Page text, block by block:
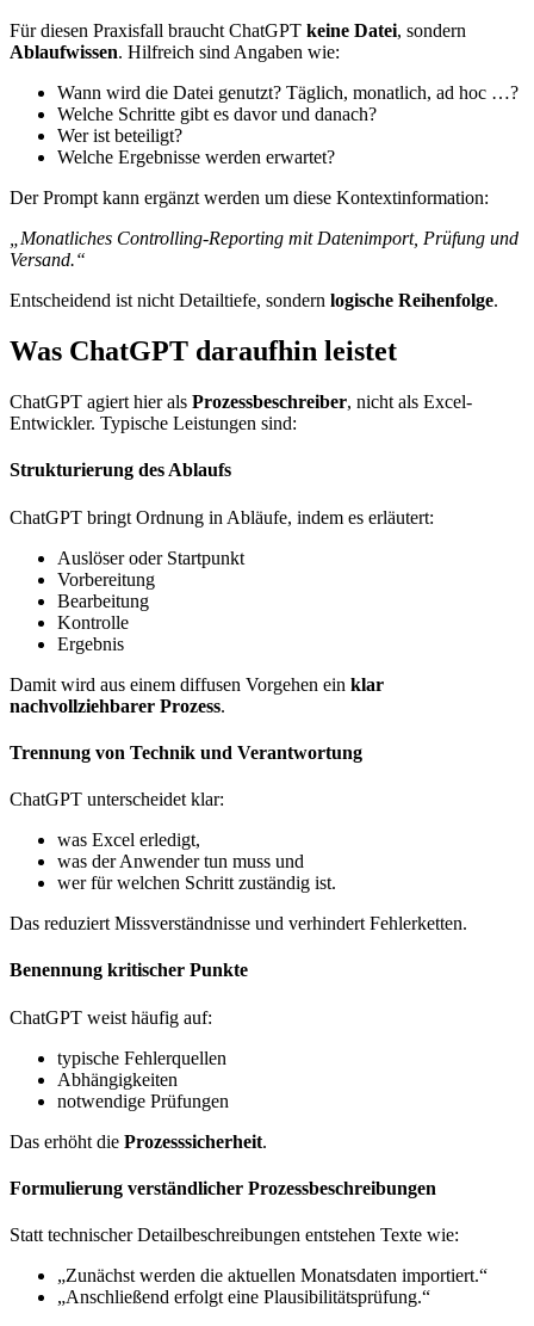
Für diesen Praxisfall braucht ChatGPT keine Datei, sondern
Ablaufwissen. Hilfreich sind Angaben wie:
Wann wird die Datei genutzt? Täglich, monatlich, ad hoc …?
Welche Schritte gibt es davor und danach?
Wer ist beteiligt?
Welche Ergebnisse werden erwartet?
Der Prompt kann ergänzt werden um diese Kontextinformation:
„Monatliches Controlling-Reporting mit Datenimport, Prüfung und
Versand.“
Entscheidend ist nicht Detailtiefe, sondern logische Reihenfolge.
Was ChatGPT daraufhin leistet
ChatGPT agiert hier als Prozessbeschreiber, nicht als Excel-
Entwickler. Typische Leistungen sind:
Strukturierung des Ablaufs
ChatGPT bringt Ordnung in Abläufe, indem es erläutert:
Auslöser oder Startpunkt
Vorbereitung
Bearbeitung
Kontrolle
Ergebnis
Damit wird aus einem diffusen Vorgehen ein klar
nachvollziehbarer Prozess.
Trennung von Technik und Verantwortung
ChatGPT unterscheidet klar:
was Excel erledigt,
was der Anwender tun muss und
wer für welchen Schritt zuständig ist.
Das reduziert Missverständnisse und verhindert Fehlerketten.
Benennung kritischer Punkte
ChatGPT weist häufig auf:
typische Fehlerquellen
Abhängigkeiten
notwendige Prüfungen
Das erhöht die Prozesssicherheit.
Formulierung verständlicher Prozessbeschreibungen
Statt technischer Detailbeschreibungen entstehen Texte wie:
„Zunächst werden die aktuellen Monatsdaten importiert.“
„Anschließend erfolgt eine Plausibilitätsprüfung.“